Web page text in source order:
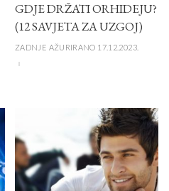
GDJE DRŽATI ORHIDEJU?
(12 SAVJETA ZA UZGOJ)
ZADNJE AŽURIRANO 17.12.2023.